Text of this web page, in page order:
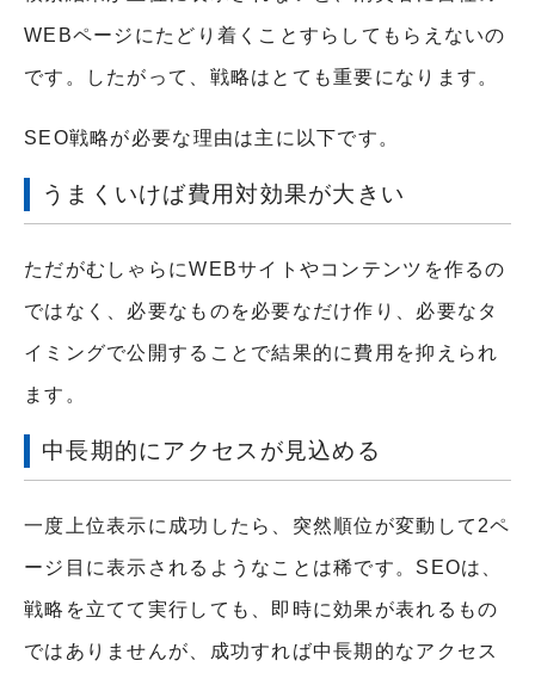
WEBページにたどり着くことすらしてもらえないの
です。したがって、戦略はとても重要になります。
SEO戦略が必要な理由は主に以下です。
うまくいけば費用対効果が大きい
ただがむしゃらにWEBサイトやコンテンツを作るの
ではなく、必要なものを必要なだけ作り、必要なタ
イミングで公開することで結果的に費用を抑えられ
ます。
中長期的にアクセスが見込める
一度上位表示に成功したら、突然順位が変動して2ペ
ージ目に表示されるようなことは稀です。SEOは、
戦略を立てて実行しても、即時に効果が表れるもの
ではありませんが、成功すれば中長期的なアクセス